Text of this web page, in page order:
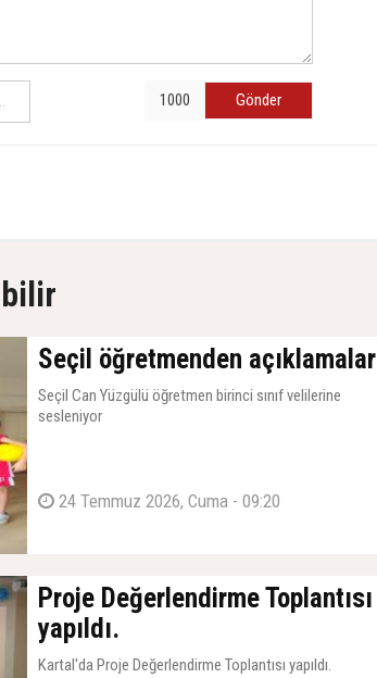
Gönder
Seçil öğretmenden açıklamalar
Seçil Can Yüzgülü öğretmen birinci sınıf velilerine
sesleniyor
24 Temmuz 2026, Cuma - 09:20
Proje Değerlendirme Toplantısı
yapıldı.
Kartal'da Proje Değerlendirme Toplantısı yapıldı.